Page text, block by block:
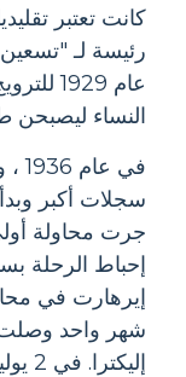
كانت تعتبر
رئيسة لـ
عام
النساء ليصبحن
في
سجلات أكبر
إحباط الرحلة
شهر واحد وصلت